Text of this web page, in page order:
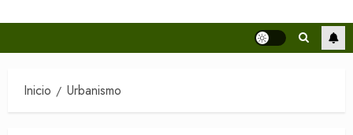
Inicio Urbanismo